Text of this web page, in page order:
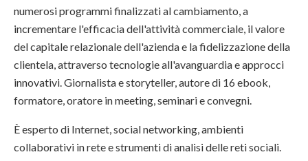
numerosi programmi finalizzati al cambiamento, a
incrementare l'efficacia dell'attività commerciale, il valore
del capitale relazionale dell'azienda e la fidelizzazione della
clientela, attraverso tecnologie all'avanguardia e approcci
innovativi. Giornalista e storyteller, autore di 16 ebook,
formatore, oratore in meeting, seminari e convegni.
È esperto di Internet, social networking, ambienti
collaborativi in rete e strumenti di analisi delle reti sociali.